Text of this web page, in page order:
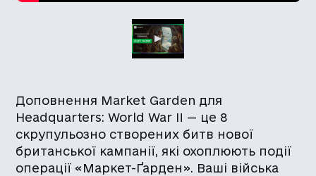
Доповнення Market Garden для
Headquarters: World War II — це 8
скрупульозно створених битв нової
британської кампанії, які охоплюють події
операції «Маркет-Ґарден». Ваші війська